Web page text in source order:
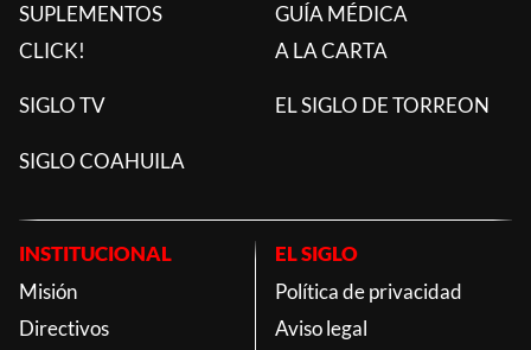
SUPLEMENTOS
CLICK!
GUÍA MÉDICA
A LA CARTA
SIGLO TV EL SIGLO DE TORREON
SIGLO COAHUILA
INSTITUCIONAL
Misión
Directivos
EL SIGLO
Política de privacidad
Aviso legal